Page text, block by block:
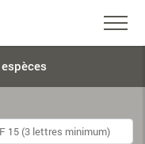
espèces